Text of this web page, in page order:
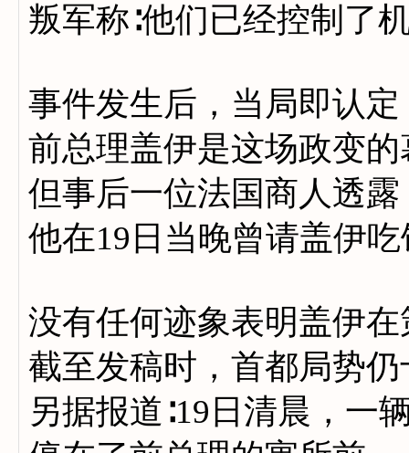
叛军称∶他们已经控制了
事件发生后，当局即认定
前总理盖伊是这场政变
但事后一位法国商人透露
他在19日当晚曾请盖伊吃
没有任何迹象表明盖伊
截至发稿时，首都局势
另据报道∶19日清晨，一